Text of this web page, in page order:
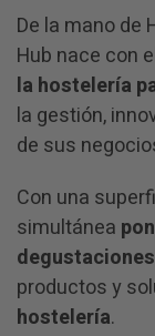
De la mano de
Hub nace con
la hostelería
la gestión,
de sus
Con una
simultánea
degustaciones
productos y
hostelería.